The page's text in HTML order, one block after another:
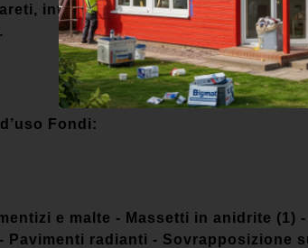
interni ed esterni, ad uso civile,
Fondi:
e malte - Massetti in anidrite
Pavimenti radianti - Sovrapposizione